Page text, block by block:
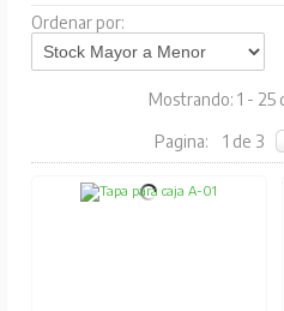
Ordenar por:
Mostrando: 1 - 25
Pagina: 1 de 3